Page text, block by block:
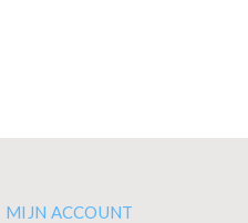
MIJN ACCOUNT